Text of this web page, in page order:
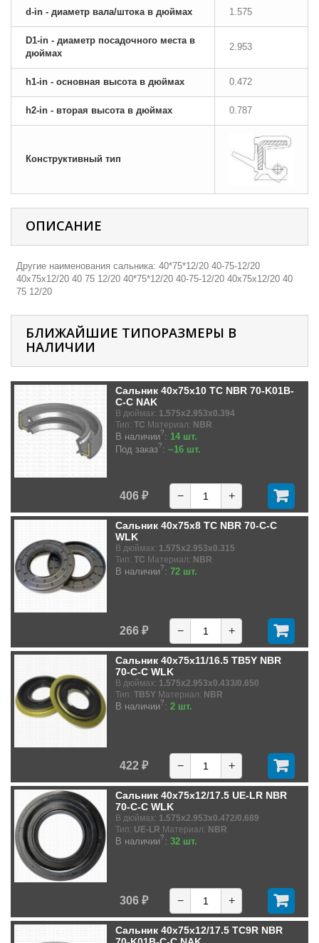
d-in - диаметр вала/штока в дюймах 1.575
D1-in - диаметр посадочного места в
дюймах
2.953
h1-in - основная высота в дюймах 0.472
h2-in - вторая высота в дюймах 0.787
Конструктивный тип
ОПИСАНИЕ
Другие наименования сальника: 40*75*12/20 40-75-12/20
40х75х12/20 40 75 12/20 40*75*12/20 40-75-12/20 40х75х12/20 40
75 12/20
БЛИЖАЙШИЕ ТИПОРАЗМЕРЫ В
НАЛИЧИИ
Сальник 40x75x10 TC NBR 70-K01B-
C-C NAK
В дюймах: 1.575x2.953x0.394
Тип: TC Материал: NBR
В наличии?: 14 шт.
Под заказ?: ~16 шт.
406 ₽ − +
Сальник 40x75x8 TC NBR 70-C-C
WLK
В дюймах: 1.575x2.953x0.315
Тип: TC Материал: NBR
В наличии?: 72 шт.
266 ₽ − +
Сальник 40x75x11/16.5 TB5Y NBR
70-C-C WLK
В дюймах: 1.575x2.953x0.433/0.650
Тип: TB5Y Материал: NBR
В наличии?: 2 шт.
422 ₽ − +
Сальник 40x75x12/17.5 UE-LR NBR
70-C-C WLK
В дюймах: 1.575x2.953x0.472/0.689
Тип: UE-LR Материал: NBR
В наличии?: 32 шт.
306 ₽ − +
Сальник 40x75x12/17.5 TC9R NBR